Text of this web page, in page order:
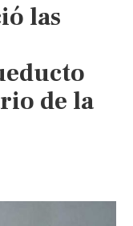
las
de la